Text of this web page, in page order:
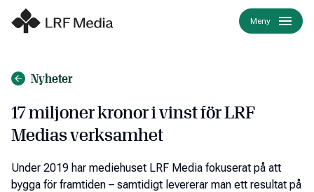
Meny
Nyheter
​17 miljoner kronor i vinst för LRF
Medias verksamhet
Under 2019 har mediehuset LRF Media fokuserat på att
bygga för framtiden – samtidigt levererar man ett resultat på